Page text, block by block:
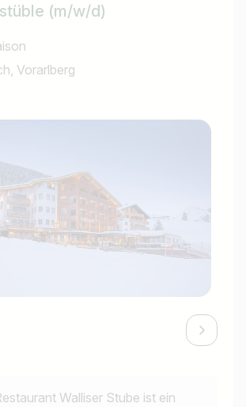
(m/w/d)
Vorarlberg
Walliser Stube ist ein